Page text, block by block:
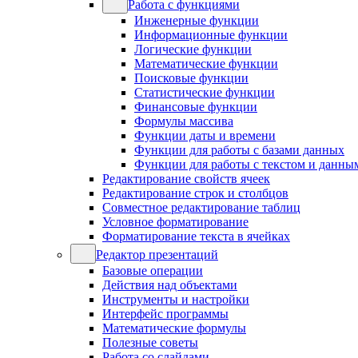
Работа с функциями
Инженерные функции
Информационные функции
Логические функции
Математические функции
Поисковые функции
Статистические функции
Финансовые функции
Формулы массива
Функции даты и времени
Функции для работы с базами данных
Функции для работы с текстом и
Редактирование свойств ячеек
Редактирование строк и столбцов
Совместное редактирование таблиц
Условное форматирование
Форматирование текста в ячейках
Редактор презентаций
Базовые операции
Действия над объектами
Инструменты и настройки
Интерфейс программы
Математические формулы
Полезные советы